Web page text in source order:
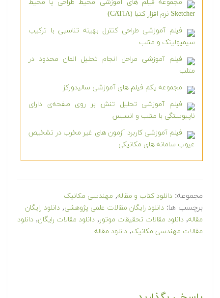
مجموعه فیلم های آموزشی محیط طراحی یا محیط
Sketcher نرم افزار کتیا (CATIA)
فیلم آموزشی طراحی کنترل بهینه تناسبی با ترکیب
سیمیولینک و متلب
فیلم آموزشی مراحل انجام تحلیل المان محدود در
متلب
مجموعه یکم فیلم های آموزشی سالیدورکز
فیلم آموزشی تحلیل تنش بر روی صفحه‌ی دارای
ناپیوستگی با متلب و انسیس
فیلم آموزشی کاربرد آزمون های غیر مخرب در تشخیص
عیوب سامانه های مکانیکی
مجموعه: دانلود کتاب و مقاله, مهندسی مکانیک
برچسب ها: دانلود رایگان مقالات علمی پژوهشی, دانلود رایگان
مقاله, دانلود مقالات تحقيقات موتور, دانلود مقالات رایگان, دانلود
مقالات مهندسی مکانیک, دانلود مقاله